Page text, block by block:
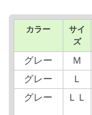
カラー
サイ
ズ
グレー Ｍ
グレー
Ｌ
グレー
ＬＬ